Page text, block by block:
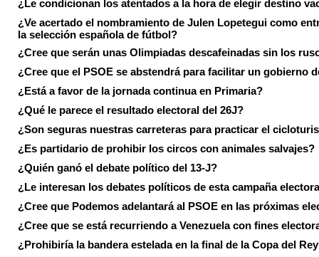
¿Le condicionan los atentados a la hora de elegir destino
¿Ve acertado el nombramiento de Julen Lopetegui como
la selección española de fútbol?
¿Cree que serán unas Olimpiadas descafeinadas sin los
¿Cree que el PSOE se abstendrá para facilitar un gobierno
¿Está a favor de la jornada continua en Primaria?
¿Qué le parece el resultado electoral del 26J?
¿Son seguras nuestras carreteras para practicar el
¿Es partidario de prohibir los circos con animales salvajes?
¿Quién ganó el debate político del 13-J?
¿Le interesan los debates políticos de esta campaña
¿Cree que Podemos adelantará al PSOE en las próximas
¿Cree que se está recurriendo a Venezuela con fines
¿Prohibiría la bandera estelada en la final de la Copa del